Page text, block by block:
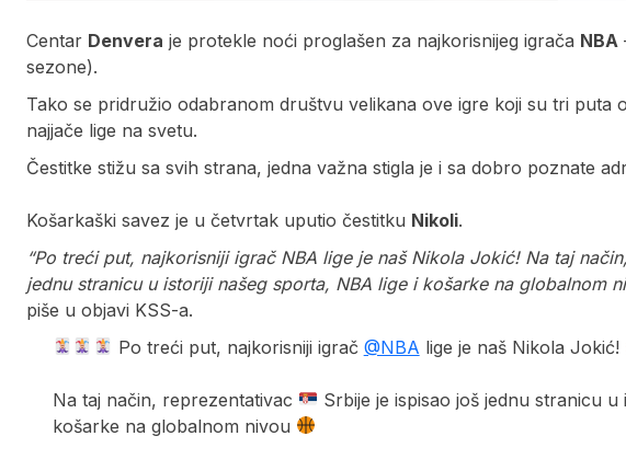
Centar Denvera je protekle noći proglašen za najkorisnijeg igrača NBA
sezone).
Tako se pridružio odabranom društvu velikana ove igre koji su tri puta
najjače lige na svetu.
Čestitke stižu sa svih strana, jedna važna stigla je i sa dobro poznate
Košarkaški savez je u četvrtak uputio čestitku Nikoli.
“Po treći put, najkorisniji igrač NBA lige je naš Nikola Jokić! Na taj
jednu stranicu u istoriji našeg sporta, NBA lige i košarke na globalnom
piše u objavi KSS-a.
Po treći put, najkorisniji igrač @NBA lige je naš Nikola Jokić!
Na taj način, reprezentativac
Srbije je ispisao još jednu stranicu
košarke na globalnom nivou